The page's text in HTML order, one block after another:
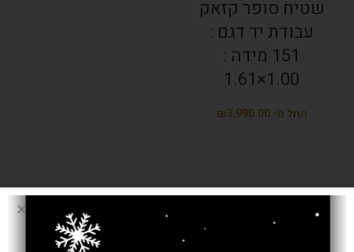
שטיח סופר קזאק
עבודת יד דגם :
151 מידה :
1.00×1.61
₪